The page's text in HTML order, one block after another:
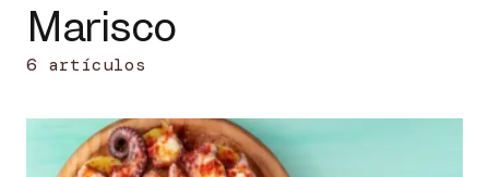
Marisco
6 artículos